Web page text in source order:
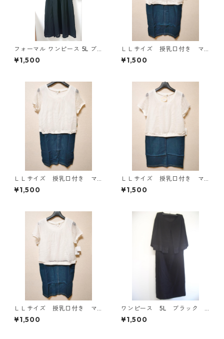
フォーマル ワンピース 5L ブ
ラック ◆KIY-1300◆
¥1,500
ＬＬサイズ 授乳口付き マ
タニティ ドッキングワンピ
ース ホワイト×ブルー KAE
¥1,500
ＬＬサイズ 授乳口付き マ
タニティ ドッキングワンピ
ース ホワイト×ブルー KAE
¥1,500
ＬＬサイズ 授乳口付き マ
タニティ ドッキングワンピ
ース ホワイト×ブルー KAE
¥1,500
ＬＬサイズ 授乳口付き マ
タニティ ドッキングワンピ
ース ホワイト×ブルー KAE
¥1,500
ワンピース 5L ブラック I
Y-4535
¥1,500